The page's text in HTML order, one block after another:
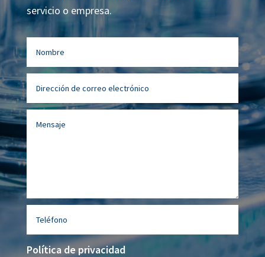
servicio o empresa.
Política de privacidad